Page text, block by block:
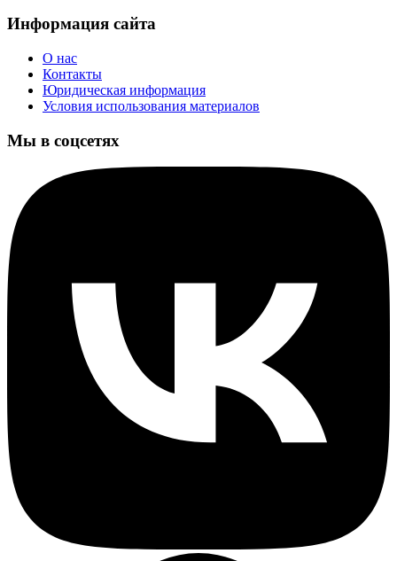
Информация сайта
О нас
Контакты
Юридическая информация
Условия использования материалов
Мы в соцсетях